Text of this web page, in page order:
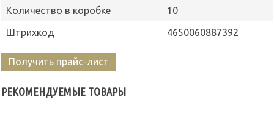
Количество в коробке
10
Штрихкод
4650060887392
Получить прайс-лист
РЕКОМЕНДУЕМЫЕ ТОВАРЫ